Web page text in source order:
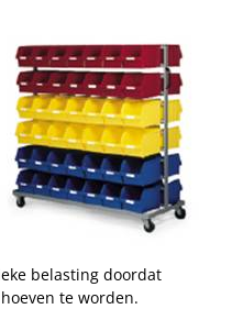
belasting doordat
te worden.